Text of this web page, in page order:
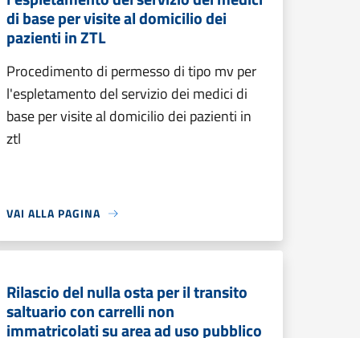
di base per visite al domicilio dei
pazienti in ZTL
Procedimento di permesso di tipo mv per
l'espletamento del servizio dei medici di
base per visite al domicilio dei pazienti in
ztl
VAI ALLA PAGINA
Rilascio del nulla osta per il transito
saltuario con carrelli non
immatricolati su area ad uso pubblico